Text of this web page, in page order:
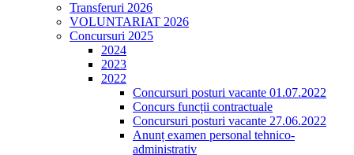
Transferuri 2026
VOLUNTARIAT 2026
Concursuri 2025
2024
2023
2022
Concursuri posturi vacante 01.07.2022
Concurs funcții contractuale
Concursuri posturi vacante 27.06.2022
Anunț examen personal tehnico-
administrativ